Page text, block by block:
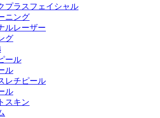
プラスフェイシャル
ニング
ルレーザー
グ
ール
ル
レチピール
ル
スキン